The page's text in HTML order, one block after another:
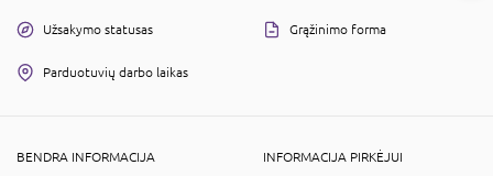
Užsakymo statusas Grąžinimo forma
Parduotuvių darbo laikas
BENDRA INFORMACIJA
INFORMACIJA PIRKĖJUI